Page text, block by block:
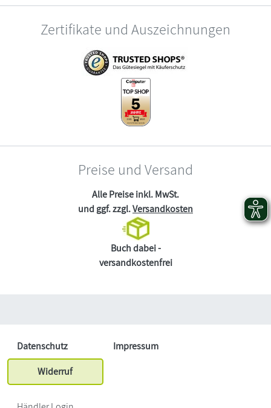
Zertifikate und Auszeichnungen
Preise und Versand
Alle Preise inkl. MwSt.
und ggf. zzgl.Versandkosten
Buch dabei -
versandkostenfrei
Datenschutz
Impressum
Widerruf